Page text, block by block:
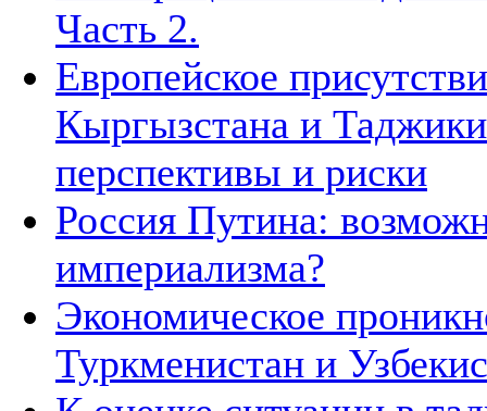
Часть 2.
Европейское
Кыргызстана и
перспективы и риски
Россия Путина:
империализма?
Экономическое
Туркменистан и